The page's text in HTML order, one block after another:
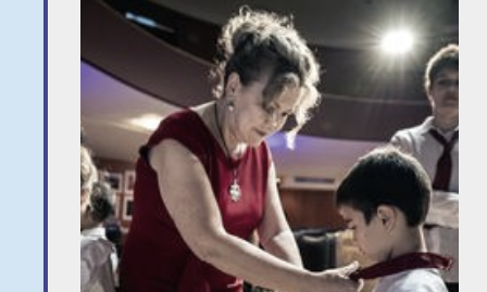
Beiratkozás
Pedagógusaink
Információk
Beiratkozás az
iskolába
Érettségi
vizsga
ECL